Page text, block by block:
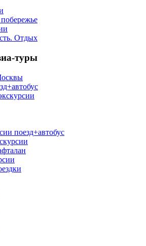
Отдых
туры
поезд+автобус